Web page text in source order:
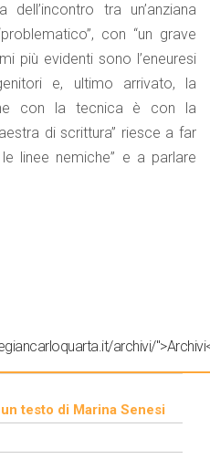
dell’incontro tra un’anziana
con “un grave
più evidenti sono l’eneuresi
e, ultimo arrivato, la
con la tecnica è con la
di scrittura” riesce a far
linee nemiche” e a parlare
archivi/
testo di Marina Senesi